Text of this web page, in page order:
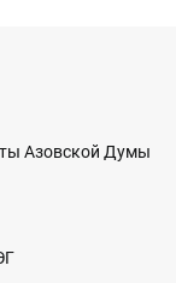
Азовской Думы